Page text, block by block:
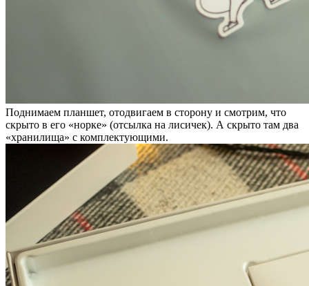
Поднимаем планшет, отодвигаем в сторону и смотрим, что
скрыто в его «норке» (отсылка на лисичек). А скрыто там два
«хранилища» с комплектующими.